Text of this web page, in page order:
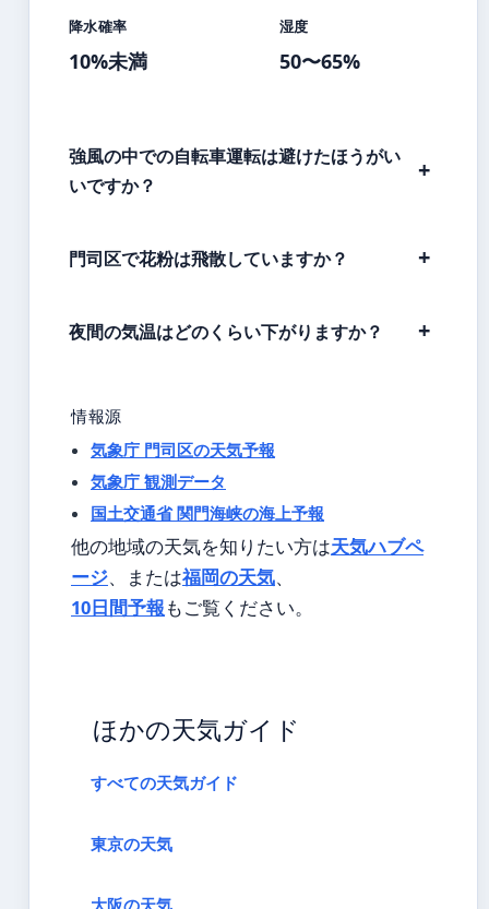
降水確率
10%未満
湿度
50〜65%
強風の中での自転車運転は避けたほうがい
いですか？
門司区で花粉は飛散していますか？
夜間の気温はどのくらい下がりますか？
情報源
気象庁 門司区の天気予報
気象庁 観測データ
国土交通省 関門海峡の海上予報
他の地域の天気を知りたい方は天気ハブペ
ージ、または福岡の天気、
10日間予報もご覧ください。
ほかの天気ガイド
すべての天気ガイド
東京の天気
大阪の天気